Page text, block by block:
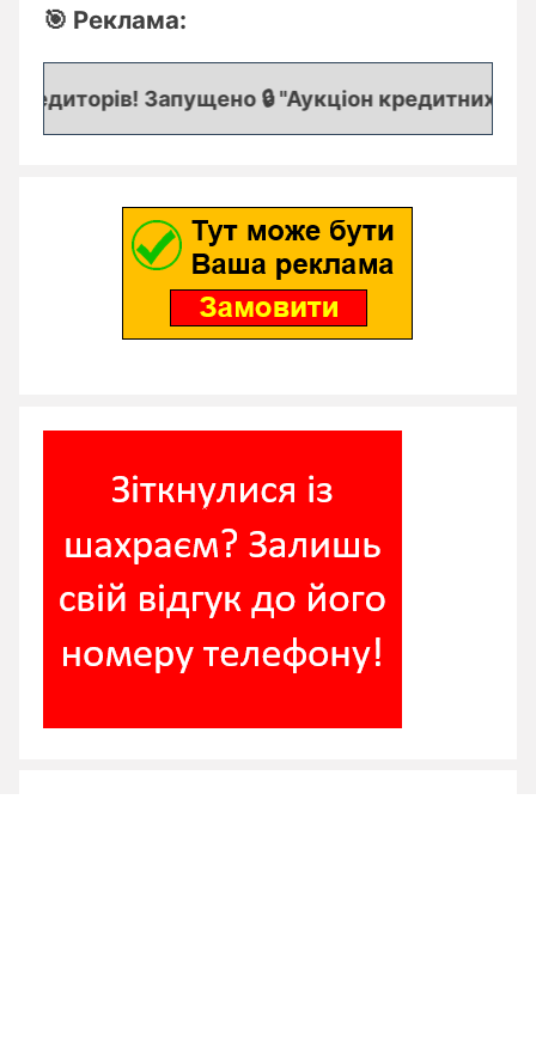
🎯 Реклама:
Запущено 🔒 "Аукціон кредитних